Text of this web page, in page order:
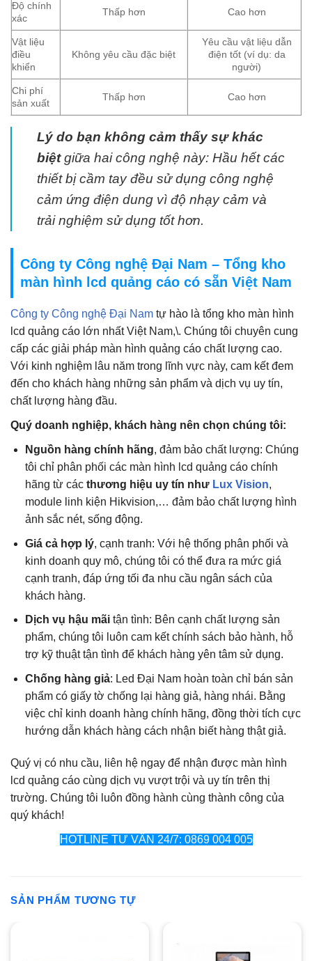
Độ chính
xác
Thấp hơn Cao hơn
Vật liệu
điều
khiển
Không yêu cầu đặc biệt
Yêu cầu vật liệu dẫn
điện tốt (ví dụ: da
người)
Chi phí
sản xuất
Thấp hơn Cao hơn
Lý do bạn không cảm thấy sự khác
biệtgiữa hai công nghệ này: Hầu hết các
thiết bị cầm tay đều sử dụng công nghệ
cảm ứng điện dung vì độ nhạy cảm và
trải nghiệm sử dụng tốt hơn.
Công ty Công nghệ Đại Nam – Tổng kho
màn hình lcd quảng cáo có sẵn Việt Nam
Công ty Công nghệ Đại Nam tự hào là tổng kho màn hình
lcd quảng cáo lớn nhất Việt Nam,\. Chúng tôi chuyên cung
cấp các giải pháp màn hình quảng cáo chất lượng cao.
Với kinh nghiệm lâu năm trong lĩnh vực này, cam kết đem
đến cho khách hàng những sản phẩm và dịch vụ uy tín,
chất lượng hàng đầu.
Quý doanh nghiệp, khách hàng nên chọn chúng tôi:
Nguồn hàng chính hãng, đảm bảo chất lượng: Chúng
tôi chỉ phân phối các màn hình lcd quảng cáo chính
hãng từ các thương hiệu uy tín như Lux Vision,
module linh kiện Hikvision,… đảm bảo chất lượng hình
ảnh sắc nét, sống động.
Giá cả hợp lý, cạnh tranh: Với hệ thống phân phối và
kinh doanh quy mô, chúng tôi có thể đưa ra mức giá
cạnh tranh, đáp ứng tối đa nhu cầu ngân sách của
khách hàng.
Dịch vụ hậu mãitận tình: Bên cạnh chất lượng sản
phẩm, chúng tôi luôn cam kết chính sách bảo hành, hỗ
trợ kỹ thuật tận tình để khách hàng yên tâm sử dụng.
Chống hàng giả: Led Đại Nam hoàn toàn chỉ bán sản
phẩm có giấy tờ chống lại hàng giả, hàng nhái. Bằng
việc chỉ kinh doanh hàng chính hãng, đồng thời tích cực
hướng dẫn khách hàng cách nhận biết hàng thật giả.
Quý vị có nhu cầu, liên hệ ngay để nhận được màn hình
lcd quảng cáo cùng dịch vụ vượt trội và uy tín trên thị
trường. Chúng tôi luôn đồng hành cùng thành công của
quý khách!
HOTLINE TƯ VẤN 24/7: 0869 004 005
SẢN PHẨM TƯƠNG TỰ